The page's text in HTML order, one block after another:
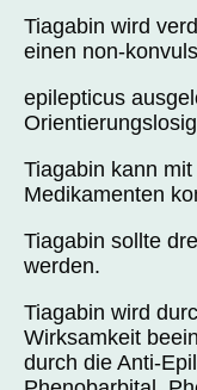
Tiagabin wird
einen non-
epilepticus
Tiagabin kann
Medikamenten
Tiagabin sollte
werden.
Tiagabin wird
Wirksamkeit
durch die Anti-